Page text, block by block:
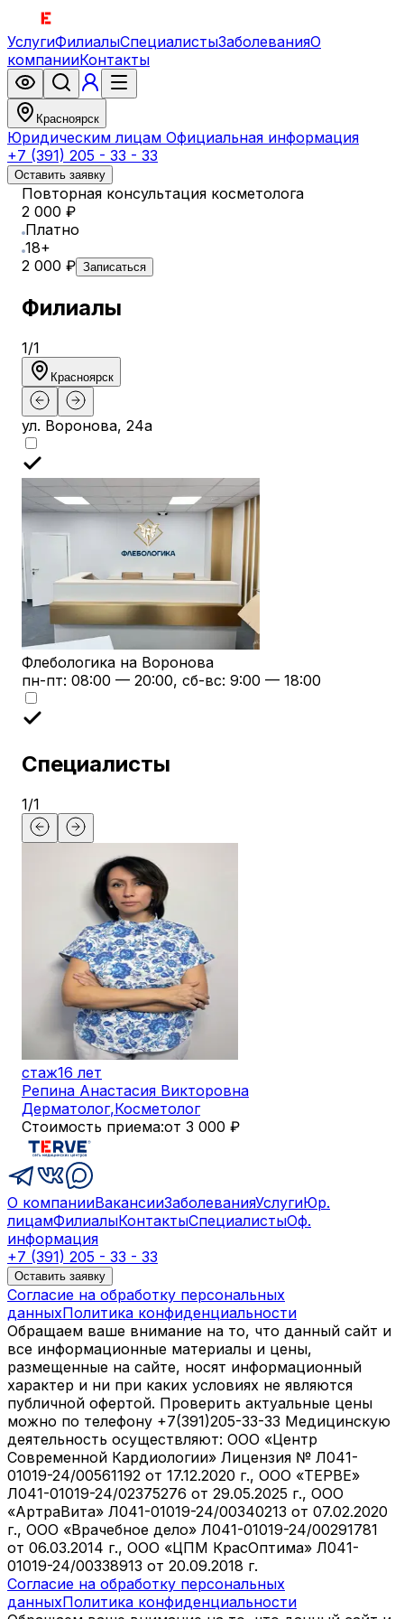
УслугиФилиалыСпециалистыЗаболеванияО
компанииКонтакты
Красноярск
Юридическим лицам Официальная информация
+7 (391) 205 - 33 - 33
Оставить заявку
Повторная консультация косметолога
2 000 ₽
Платно
18+
2 000 ₽ Записаться
Филиалы
1/1
Красноярск
ул. Воронова, 24а
Флебологика на Воронова
пн-пт: 08:00 — 20:00, сб-вс: 9:00 — 18:00
Специалисты
1/1
стаж16 лет
Репина Анастасия Викторовна
Дерматолог,Косметолог
Стоимость приема:от 3 000 ₽
О компанииВакансииЗаболеванияУслугиЮр.
лицамФилиалыКонтактыСпециалистыОф.
информация
+7 (391) 205 - 33 - 33
Оставить заявку
Согласие на обработку персональных
данныхПолитика конфиденциальности
Обращаем ваше внимание на то, что данный сайт и
все информационные материалы и цены,
размещенные на сайте, носят информационный
характер и ни при каких условиях не являются
публичной офертой. Проверить актуальные цены
можно по телефону +7(391)205-33-33 Медицинскую
деятельность осуществляют: ООО «Центр
Современной Кардиологии» Лицензия № Л041-
01019-24/00561192 от 17.12.2020 г., ООО «ТЕРВЕ»
Л041-01019-24/02375276 от 29.05.2025 г., ООО
«АртраВита» Л041-01019-24/00340213 от 07.02.2020
г., ООО «Врачебное дело» Л041-01019-24/00291781
от 06.03.2014 г., ООО «ЦПМ КрасОптима» Л041-
01019-24/00338913 от 20.09.2018 г.
Согласие на обработку персональных
данныхПолитика конфиденциальности